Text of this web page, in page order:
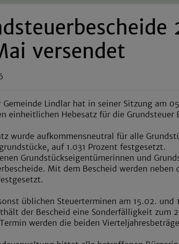
versendet
Gemeinde Lindlar hat in seiner Sitzung am
einheitlichen Hebesatz für die Grundsteuer
wurde aufkommensneutral für alle
auf 1.031 Prozent festgesetzt.
Grundstückseigentümerinnen und
Mit dem Bescheid werden
üblichen Steuerterminen am 15.02.
der Bescheid eine Sonderfälligkeit zum
werden die beiden